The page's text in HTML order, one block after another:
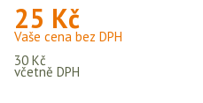
25 Kč
Vaše cena bez DPH
30 Kč
včetně DPH